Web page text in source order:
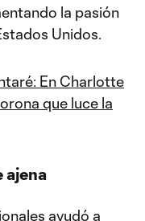
la pasión
Unidos.
En Charlotte
que luce la
ajena
ayudó a